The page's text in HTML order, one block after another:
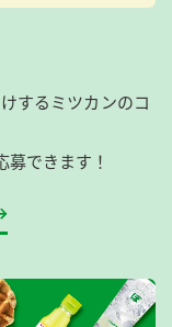
するミツカンのコ
できます！